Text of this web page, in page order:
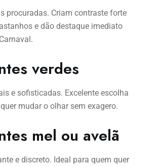
procuradas. Criam contraste forte
e dão destaque imediato
verdes
e sofisticadas. Excelente escolha
mudar o olhar sem exagero.
mel ou avelã
e discreto. Ideal para quem quer